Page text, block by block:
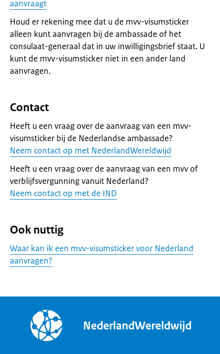
aanvraagt
Houd er rekening mee dat u de mvv-visumsticker
alleen kunt aanvragen bij de ambassade of het
consulaat-generaal dat in uw inwilligingsbrief staat. U
kunt de mvv-visumsticker niet in een ander land
aanvragen.
Contact
Heeft u een vraag over de aanvraag van een mvv-
visumsticker bij de Nederlandse ambassade?
Neem contact op met NederlandWereldwijd
Heeft u een vraag over de aanvraag van een mvv of
verblijfsvergunning vanuit Nederland?
Neem contact op met de IND
Ook nuttig
Waar kan ik een mvv-visumsticker voor Nederland
aanvragen?
NederlandWereldwijd